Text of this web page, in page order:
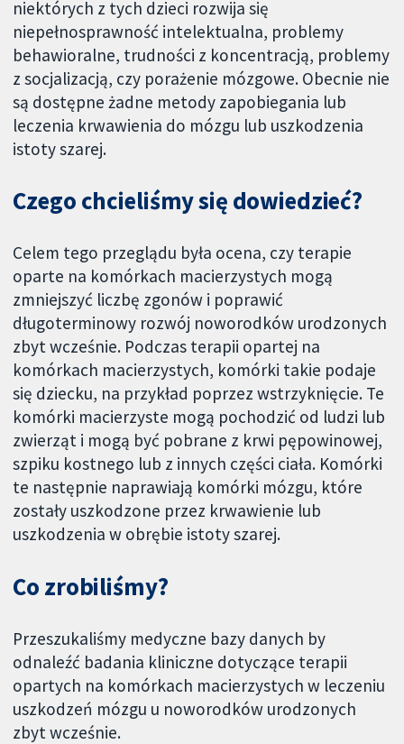
niektórych z tych dzieci rozwija się
niepełnosprawność intelektualna, problemy
behawioralne, trudności z koncentracją, problemy
z socjalizacją, czy porażenie mózgowe. Obecnie nie
są dostępne żadne metody zapobiegania lub
leczenia krwawienia do mózgu lub uszkodzenia
istoty szarej.
Czego chcieliśmy się dowiedzieć?
Celem tego przeglądu była ocena, czy terapie
oparte na komórkach macierzystych mogą
zmniejszyć liczbę zgonów i poprawić
długoterminowy rozwój noworodków urodzonych
zbyt wcześnie. Podczas terapii opartej na
komórkach macierzystych, komórki takie podaje
się dziecku, na przykład poprzez wstrzyknięcie. Te
komórki macierzyste mogą pochodzić od ludzi lub
zwierząt i mogą być pobrane z krwi pępowinowej,
szpiku kostnego lub z innych części ciała. Komórki
te następnie naprawiają komórki mózgu, które
zostały uszkodzone przez krwawienie lub
uszkodzenia w obrębie istoty szarej.
Co zrobiliśmy?
Przeszukaliśmy medyczne bazy danych by
odnaleźć badania kliniczne dotyczące terapii
opartych na komórkach macierzystych w leczeniu
uszkodzeń mózgu u noworodków urodzonych
zbyt wcześnie.